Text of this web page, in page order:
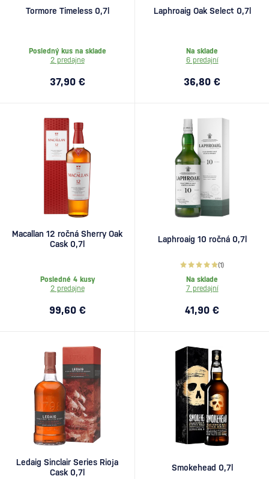
Tormore Timeless 0,7l
Posledný kus na sklade
2 predajne
37,90 €
Laphroaig Oak Select 0,7l
Na sklade
6 predajní
36,80 €
Macallan 12 ročná Sherry Oak
Cask 0,7l
Posledné 4 kusy
2 predajne
99,60 €
Laphroaig 10 ročná 0,7l
(1)
Na sklade
7 predajní
41,90 €
Ledaig Sinclair Series Rioja
Cask 0,7l
Smokehead 0,7l